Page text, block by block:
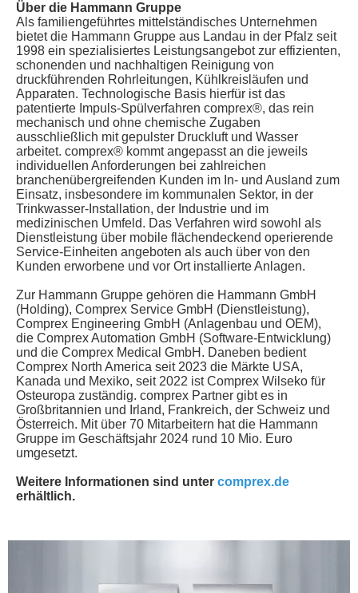
Über die Hammann Gruppe
Als familiengeführtes mittelständisches Unternehmen
bietet die Hammann Gruppe aus Landau in der Pfalz seit
1998 ein spezialisiertes Leistungsangebot zur effizienten,
schonenden und nachhaltigen Reinigung von
druckführenden Rohrleitungen, Kühlkreisläufen und
Apparaten. Technologische Basis hierfür ist das
patentierte Impuls-Spülverfahren comprex®, das rein
mechanisch und ohne chemische Zugaben
ausschließlich mit gepulster Druckluft und Wasser
arbeitet. comprex® kommt angepasst an die jeweils
individuellen Anforderungen bei zahlreichen
branchenübergreifenden Kunden im In- und Ausland zum
Einsatz, insbesondere im kommunalen Sektor, in der
Trinkwasser-Installation, der Industrie und im
medizinischen Umfeld. Das Verfahren wird sowohl als
Dienstleistung über mobile flächendeckend operierende
Service-Einheiten angeboten als auch über von den
Kunden erworbene und vor Ort installierte Anlagen.
Zur Hammann Gruppe gehören die Hammann GmbH
(Holding), Comprex Service GmbH (Dienstleistung),
Comprex Engineering GmbH (Anlagenbau und OEM),
die Comprex Automation GmbH (Software-Entwicklung)
und die Comprex Medical GmbH. Daneben bedient
Comprex North America seit 2023 die Märkte USA,
Kanada und Mexiko, seit 2022 ist Comprex Wilseko für
Osteuropa zuständig. comprex Partner gibt es in
Großbritannien und Irland, Frankreich, der Schweiz und
Österreich. Mit über 70 Mitarbeitern hat die Hammann
Gruppe im Geschäftsjahr 2024 rund 10 Mio. Euro
umgesetzt.
Weitere Informationen sind unter comprex.de
erhältlich.